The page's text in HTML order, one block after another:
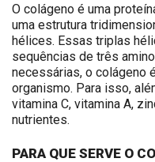
O colágeno é uma
uma estrutura
hélices. Essas triplas
sequências de três
necessárias, o colágeno
organismo. Para isso,
vitamina C, vitamina A,
nutrientes.
PARA QUE SERVE O